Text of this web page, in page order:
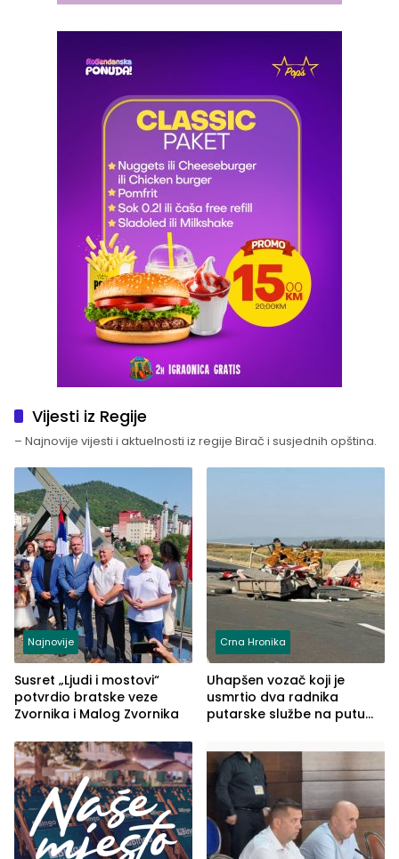
Vijesti iz Regije
– Najnovije vijesti i aktuelnosti iz regije Birač i susjednih opština.
Najnovije
Susret „Ljudi i mostovi“
potvrdio bratske veze
Zvornika i Malog Zvornika
Crna Hronika
Uhapšen vozač koji je
usmrtio dva radnika
putarske službe na putu
(FOTO)